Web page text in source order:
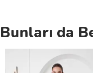
Bunları da